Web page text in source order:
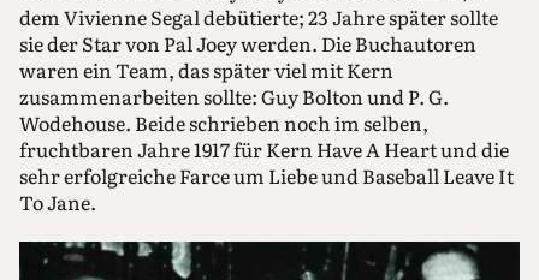
dem Vivienne Segal debütierte; 23 Jahre später sollte
sie der Star von Pal Joey werden. Die Buchautoren
waren ein Team, das später viel mit Kern
zusammenarbeiten sollte: Guy Bolton und P. G.
Wodehouse. Beide schrieben noch im selben,
fruchtbaren Jahre 1917 für Kern Have A Heart und die
sehr erfolgreiche Farce um Liebe und Baseball Leave It
To Jane.